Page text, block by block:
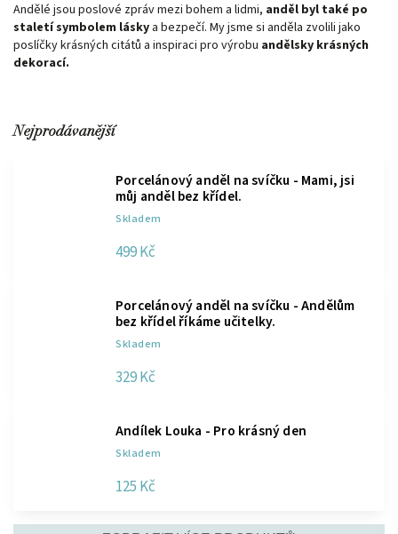
Andělé jsou poslové zpráv mezi bohem a lidmi, anděl byl také po
staletí symbolem lásky a bezpečí. My jsme si anděla zvolili jako
poslíčky krásných citátů a inspiraci pro výrobu andělsky krásných
dekorací.
Nejprodávanější
Porcelánový anděl na svíčku - Mami, jsi
můj anděl bez křídel.
Skladem
499 Kč
Porcelánový anděl na svíčku - Andělům
bez křídel říkáme učitelky.
Skladem
329 Kč
Andílek Louka - Pro krásný den
Skladem
125 Kč